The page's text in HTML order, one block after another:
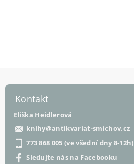
Kontakt
Eliška Heidlerová
knihy@antikvariat-smichov.cz
773 868 005 (ve všední dny 8-12h)
Sledujte nás na Facebooku